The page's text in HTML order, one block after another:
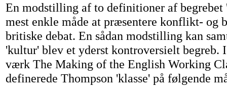
En modstilling af to definitioner af begrebet
mest enkle måde at præsentere konflikt- og
britiske debat. En sådan modstilling kan
'kultur' blev et yderst kontroversielt begreb.
værk The Making of the English Working
definerede Thompson 'klasse' på følgende